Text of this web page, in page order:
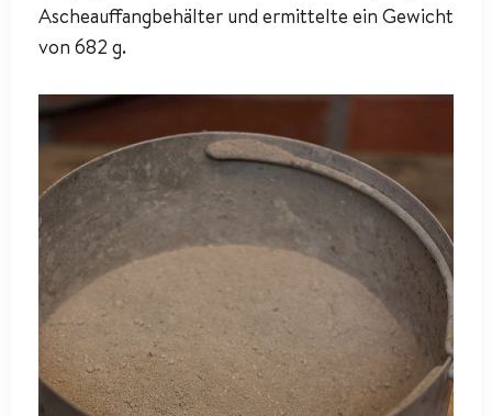
Ascheauffangbehälter und ermittelte ein Gewicht
von 682 g.